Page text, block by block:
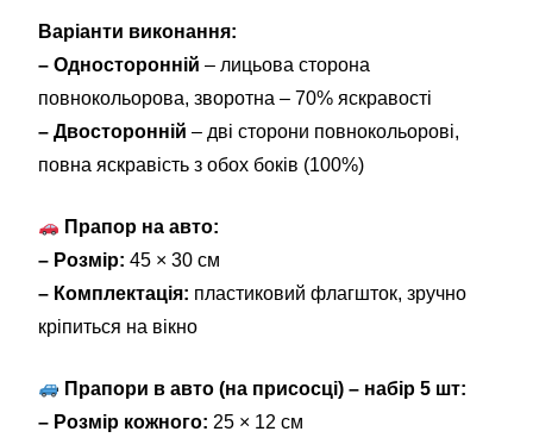
Варіанти виконання:
– Односторонній – лицьова сторона
повнокольорова, зворотна – 70% яскравості
– Двосторонній – дві сторони повнокольорові,
повна яскравість з обох боків (100%)
Прапор на авто:
– Розмір: 45 × 30 см
– Комплектація: пластиковий флагшток, зручно
кріпиться на вікно
Прапори в авто (на присосці) – набір 5 шт:
– Розмір кожного: 25 × 12 см